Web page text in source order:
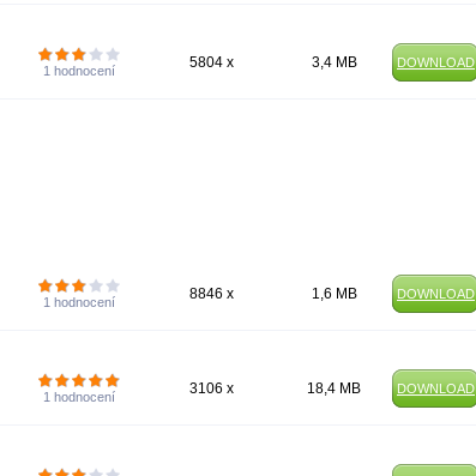
1 hodnocení 5804 x 3,4 MB DOWNLOAD
1 hodnocení 8846 x 1,6 MB DOWNLOAD
1 hodnocení 3106 x 18,4 MB DOWNLOAD